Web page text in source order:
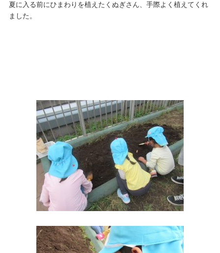
夏に入る前にひまわりを植えたくぬぎさん、手際よく植えてくれ
ました。